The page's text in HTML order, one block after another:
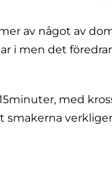
av något av
i men det
med